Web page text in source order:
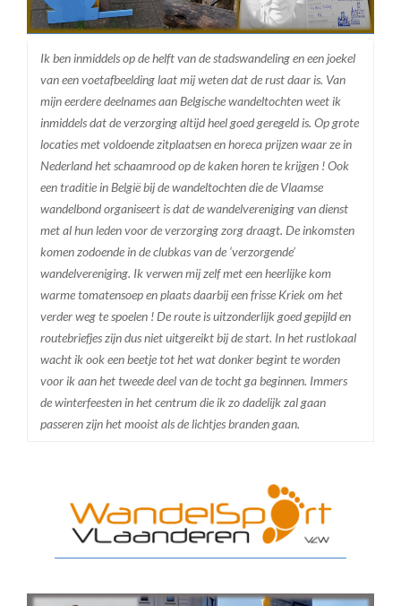
Ik ben inmiddels op de helft van de stadswandeling en een joekel
van een voetafbeelding laat mij weten dat de rust daar is. Van
mijn eerdere deelnames aan Belgische wandeltochten weet ik
inmiddels dat de verzorging altijd heel goed geregeld is. Op grote
locaties met voldoende zitplaatsen en horeca prijzen waar ze in
Nederland het schaamrood op de kaken horen te krijgen ! Ook
een traditie in België bij de wandeltochten die de Vlaamse
wandelbond organiseert is dat de wandelvereniging van dienst
met al hun leden voor de verzorging zorg draagt. De inkomsten
komen zodoende in de clubkas van de ‘verzorgende’
wandelvereniging. Ik verwen mij zelf met een heerlijke kom
warme tomatensoep en plaats daarbij een frisse Kriek om het
verder weg te spoelen ! De route is uitzonderlijk goed gepijld en
routebriefjes zijn dus niet uitgereikt bij de start. In het rustlokaal
wacht ik ook een beetje tot het wat donker begint te worden
voor ik aan het tweede deel van de tocht ga beginnen. Immers
de winterfeesten in het centrum die ik zo dadelijk zal gaan
passeren zijn het mooist als de lichtjes branden gaan.